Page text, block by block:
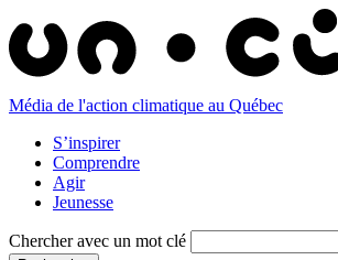
Média de l'action climatique au Québec
S’inspirer
Comprendre
Agir
Jeunesse
Chercher avec un mot clé